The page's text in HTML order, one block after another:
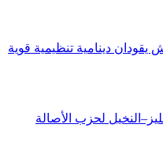
يقودان دينامية تنظيمية قوية
لحزب الأصالة